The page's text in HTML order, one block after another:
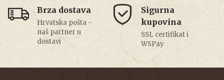
Brza dostava
Hrvatska pošta -
naš partner u
dostavi
Sigurna
kupovina
SSL certifikat i
WSPay